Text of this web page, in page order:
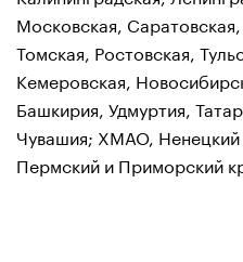
Московская,
Томская, Ростовская,
Кемеровская,
Башкирия, Удмуртия,
Чувашия; ХМАО, Ненецкий
Пермский и Приморский